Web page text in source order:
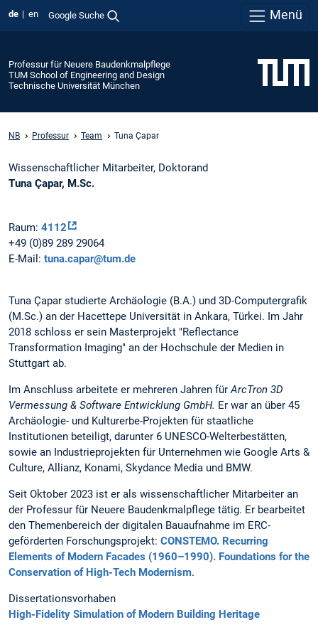
de en Google Suche Menü
Professur für Neuere Baudenkmalpflege
TUM School of Engineering and Design
Technische Universität München
NB Professur Team Tuna Çapar
Wissenschaftlicher Mitarbeiter, Doktorand
Tuna Çapar, M.Sc.
Raum: 4112
+49 (0)89 289 29064
E-Mail: tuna.capar@tum.de
Tuna Çapar studierte Archäologie (B.A.) und 3D-Computergrafik
(M.Sc.) an der Hacettepe Universität in Ankara, Türkei. Im Jahr
2018 schloss er sein Masterprojekt "Reflectance
Transformation Imaging" an der Hochschule der Medien in
Stuttgart ab.
Im Anschluss arbeitete er mehreren Jahren fürArcTron 3D
Vermessung & Software Entwicklung GmbH. Er war an über 45
Archäologie- und Kulturerbe-Projekten für staatliche
Institutionen beteiligt, darunter 6 UNESCO-Welterbestätten,
sowie an Industrieprojekten für Unternehmen wie Google Arts &
Culture, Allianz, Konami, Skydance Media und BMW.
Seit Oktober 2023 ist er als wissenschaftlicher Mitarbeiter an
der Professur für Neuere Baudenkmalpflege tätig. Er bearbeitet
den Themenbereich der digitalen Bauaufnahme im ERC-
geförderten Forschungsprojekt: CONSTEMO. Recurring
Elements of Modern Facades (1960–1990). Foundations for the
Conservation of High-Tech Modernism.
Dissertationsvorhaben
High-Fidelity Simulation of Modern Building Heritage